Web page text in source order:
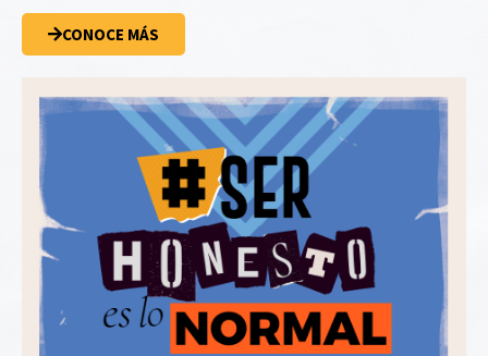
CONOCE MÁS